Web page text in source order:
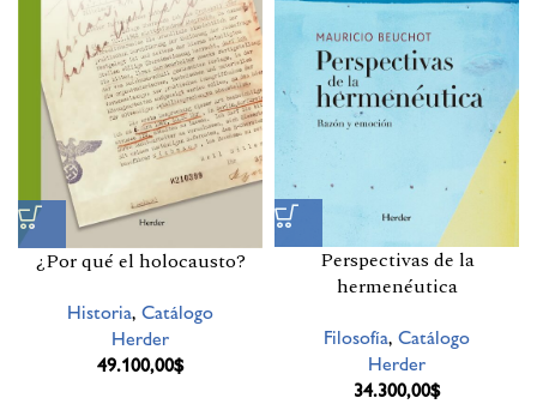
¿Por qué el holocausto?
Historia, Catálogo
Herder
49.100,00$
Perspectivas de la
hermenéutica
Filosofía, Catálogo
Herder
34.300,00$